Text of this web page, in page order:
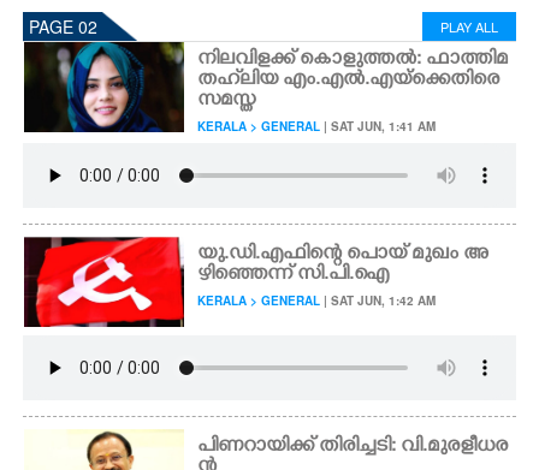
PAGE 02 PLAY ALL
നിലവിളക്ക് കൊളുത്തൽ: ഫാത്തിമ
തഹ്‌ലിയ എം.എൽ.എയ്ക്കെതിരെ
സമസ്ത
KERALA > GENERAL | SAT JUN, 1:41 AM
യു.ഡി.എഫിന്റെ പൊയ് മുഖം അ
ഴിഞ്ഞെന്ന് സി.പി.ഐ
KERALA > GENERAL | SAT JUN, 1:42 AM
പിണറായിക്ക് തിരിച്ചടി: വി.മുരളീധര